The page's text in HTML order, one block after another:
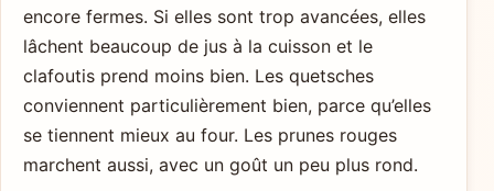
encore fermes. Si elles sont trop avancées, elles
lâchent beaucoup de jus à la cuisson et le
clafoutis prend moins bien. Les quetsches
conviennent particulièrement bien, parce qu’elles
se tiennent mieux au four. Les prunes rouges
marchent aussi, avec un goût un peu plus rond.